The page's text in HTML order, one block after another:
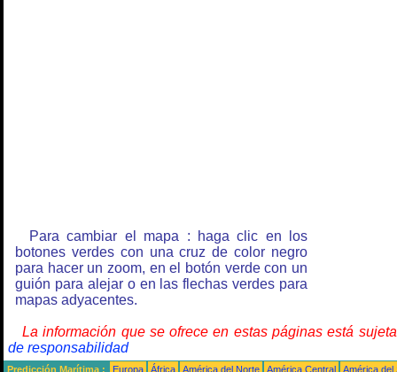
Para cambiar el mapa : haga clic en los
botones verdes con una cruz de color negro
para hacer un zoom, en el botón verde con un
guión para alejar o en las flechas verdes para
mapas adyacentes.
La información que se ofrece en estas páginas está
de responsabilidad
Predicción Marítima : Europa África América del Norte América Central
América del